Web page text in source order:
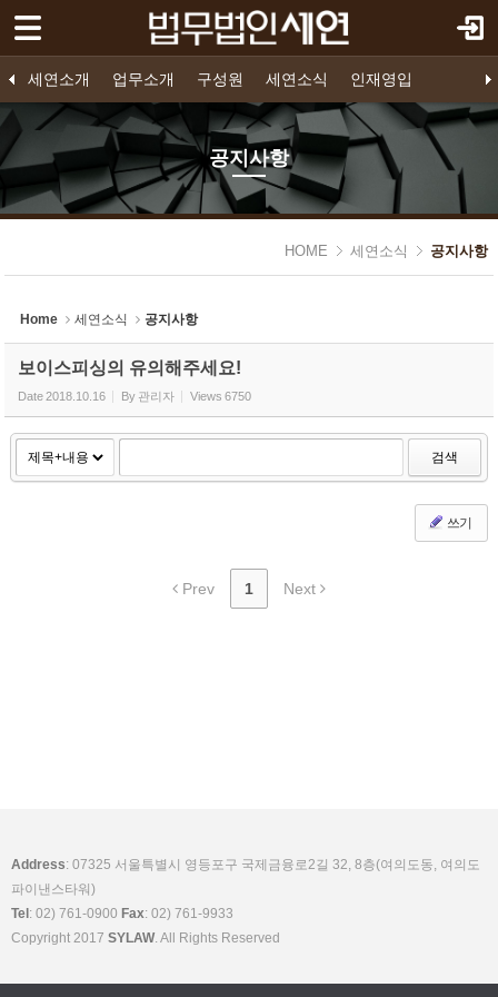
세연소개 업무소개 구성원 세연소식 인재영입
법인소개 오시는 길
프로젝트 파이낸스 구조화금융 기업법무 소송/중재
구성원 소개
공지사항
인재영입 영입공고 지원하기
공지사항
HOME 세연소식 공지사항
Home 세연소식 공지사항
보이스피싱의 유의해주세요!
Date 2018.10.16 By 관리자 Views 6750
검색
쓰기
Prev 1 Next
Address: 07325 서울특별시 영등포구 국제금융로2길 32, 8층(여의도동, 여의도
파이낸스타워)
Tel : 02) 761-0900 Fax: 02) 761-9933
Copyright 2017 SYLAW. All Rights Reserved
로그인 회원가입
세연소개
업무소개
구성원
세연소식
인재영입
Sketchbook5, 스케치북5
Sketchbook5, 스케치북5